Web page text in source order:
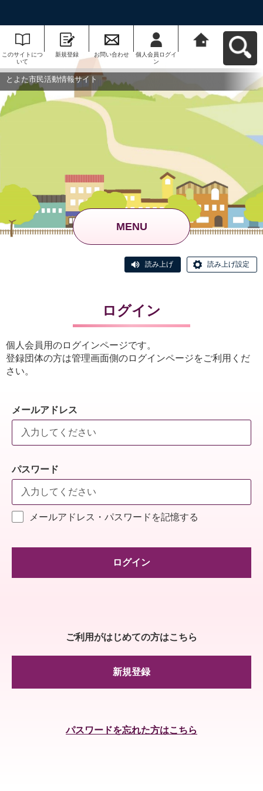
このサイトにつ
いて
新規登録 お問い合わせ
個人会員ログイ
ン
る
とよた市民活動情報サイト
MENU
読み上げ 読み上げ設定
ログイン
個人会員用のログインページです。
登録団体の方は管理画面側のログインページをご利用くだ
さい。
メールアドレス
パスワード
メールアドレス・パスワードを記憶する
ログイン
ご利用がはじめての方はこちら
新規登録
パスワードを忘れた方はこちら